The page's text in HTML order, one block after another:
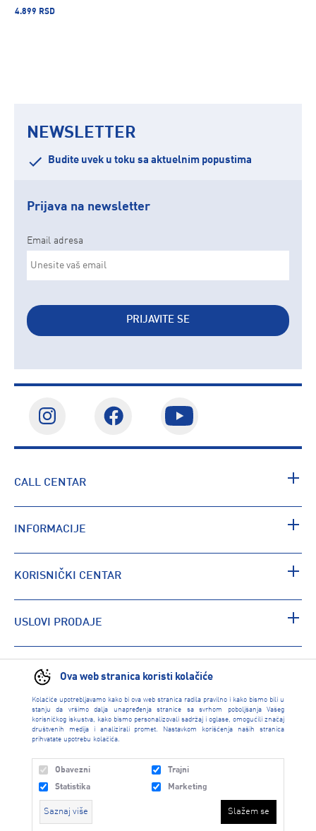
Ova web stranica koristi kolačiće
Kolačiće upotrebljavamo kako bi ova web stranica radila pravilno i kako bismo bili u
stanju da vršimo dalja unapređenja stranice sa svrhom poboljšanja Vašeg
korisničkog iskustva, kako bismo personalizovali sadržaj i oglase, omogućili značaj
društvenih medija i analizirali promet. Nastavkom korišćenja naših stranica
prihvatate upotrebu kolačića.
Obavezni
Trajni
Statistika
Marketing
Saznaj više Slažem se
4.899 RSD
NEWSLETTER
Budite uvek u toku sa aktuelnim popustima
Prijava na newsletter
Email adresa
PRIJAVITE SE
CALL CENTAR
INFORMACIJE
KORISNIČKI CENTAR
USLOVI PRODAJE
PRONAĐI RADNJU
INTERSPORT 2026 created by Enetel Solutions